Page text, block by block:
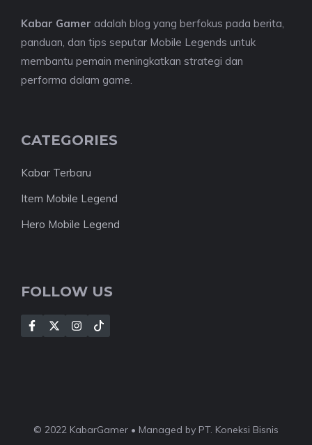
Kabar Gamer adalah blog yang berfokus pada berita,
panduan, dan tips seputar Mobile Legends untuk
membantu pemain meningkatkan strategi dan
performa dalam game.
CATEGORIES
Kabar Terbaru
Item Mobile Legend
Hero Mobile Legend
FOLLOW US
© 2022 KabarGamer • Managed by PT. Koneksi Bisnis